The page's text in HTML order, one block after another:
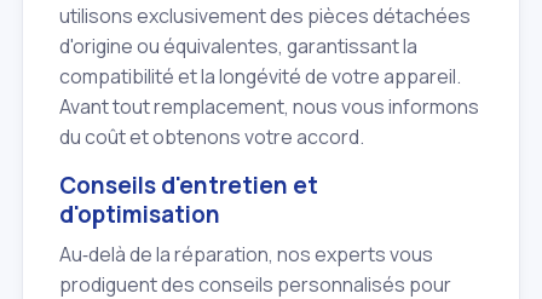
utilisons exclusivement des pièces détachées
d'origine ou équivalentes, garantissant la
compatibilité et la longévité de votre appareil.
Avant tout remplacement, nous vous informons
du coût et obtenons votre accord.
Conseils d'entretien et
d'optimisation
Au‑delà de la réparation, nos experts vous
prodiguent des conseils personnalisés pour